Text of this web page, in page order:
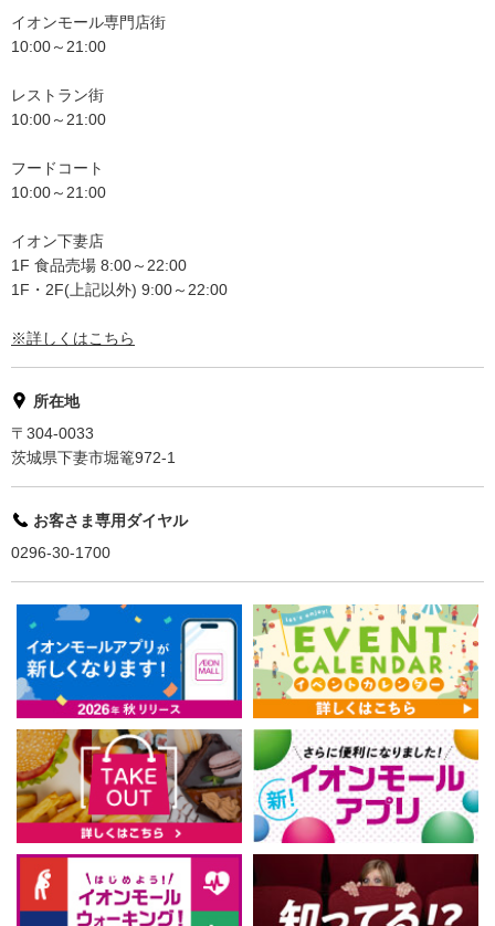
イオンモール専門店街
10:00～21:00
レストラン街
10:00～21:00
フードコート
10:00～21:00
イオン下妻店
1F 食品売場 8:00～22:00
1F・2F(上記以外) 9:00～22:00
※詳しくはこちら
所在地
〒304-0033
茨城県下妻市堀篭972-1
お客さま専用ダイヤル
0296-30-1700